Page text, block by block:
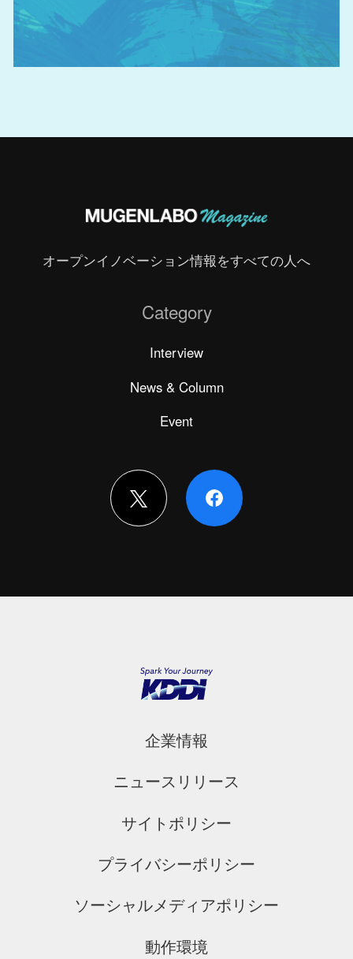
オープンイノベーション情報をすべての人へ
Category
Interview
News & Column
Event
企業情報
ニュースリリース
サイトポリシー
プライバシーポリシー
ソーシャルメディアポリシー
動作環境